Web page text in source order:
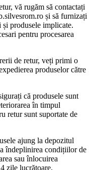
vă rugăm să contactați
și să furnizați
produsele implicate.
pentru procesarea
de retur, veți primi o
produselor către
că produsele sunt
în timpul
retur sunt suportate de
ajung la depozitul
îndeplinirea condițiilor de
sau înlocuirea
zile lucrătoare.